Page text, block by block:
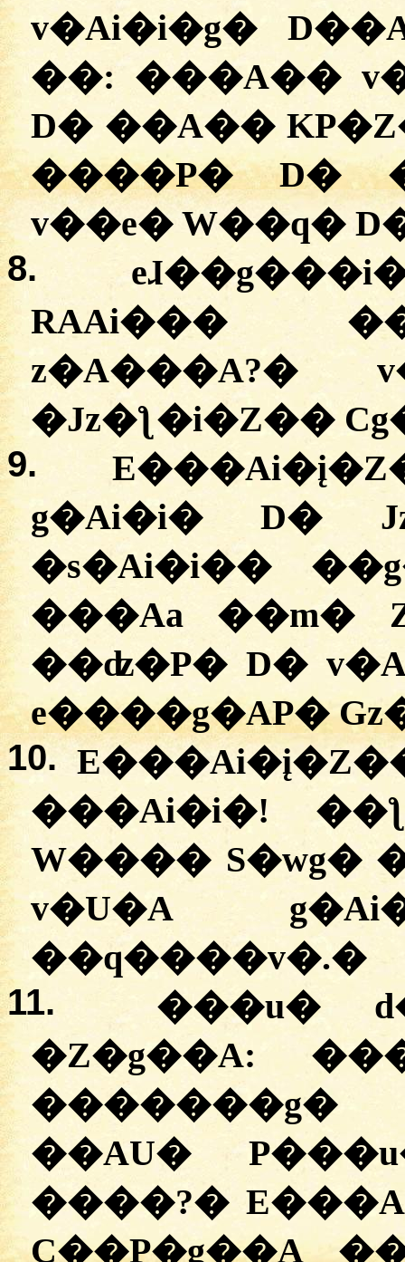
v�Ai�i�g�
��: ���A��
D� ��A��
����P� D�
v��e� W��q�
8.
RAAi���
z�A���A?�
�Jz�ƪ�i�Z��
9.
g�Ai�i� D�
�s�Ai�i��
���Aa ��m�
��ʣ�P� D�
e����g�AP�
10.
���Ai�i�!
W����
v�U�A
��q����v�.�
11.
���u�
�Z�g��A: �
�������g�
��AU�
����?�
C��P�g��A